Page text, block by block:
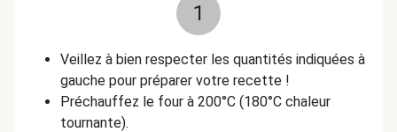
1
Veillez à bien respecter les quantités indiquées à
gauche pour préparer votre recette !
Préchauffez le four à 200°C (180°C chaleur
tournante).